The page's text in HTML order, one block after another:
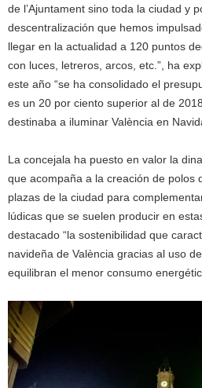
de l’Ajuntament sino toda la ciudad y
descentralización que hemos
llegar en la actualidad a 120 puntos
con luces, letreros, arcos, etc.”, ha
este año “se ha consolidado el
es un 20 por ciento superior al de
destinaba a iluminar València en
La concejala ha puesto en valor la
que acompaña a la creación de polos
plazas de la ciudad para
lúdicas que se suelen producir en
destacado “la sostenibilidad que
navideña de València gracias al uso
equilibran el menor consumo